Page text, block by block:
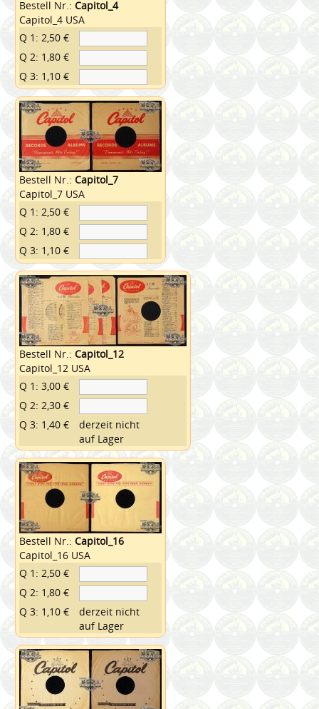
Bestell Nr.:Capitol_4
Capitol_4 USA
Q 1: 2,50 €
Q 2: 1,80 €
Q 3: 1,10 €
Bestell Nr.:Capitol_7
Capitol_7 USA
Q 1: 2,50 €
Q 2: 1,80 €
Q 3: 1,10 €
Bestell Nr.:Capitol_12
Capitol_12 USA
Q 1: 3,00 €
Q 2: 2,30 €
Q 3: 1,40 €
derzeit nicht
auf Lager
Bestell Nr.:Capitol_16
Capitol_16 USA
Q 1: 2,50 €
Q 2: 1,80 €
Q 3: 1,10 €
derzeit nicht
auf Lager